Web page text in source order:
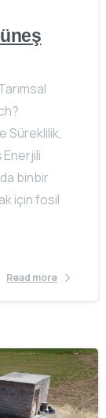
Süreklilik,
binbir
için fosil
Read more